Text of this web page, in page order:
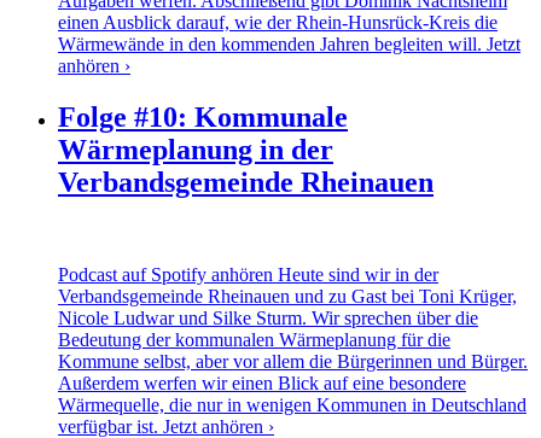
einen Ausblick darauf, wie der Rhein-Hunsrück-Kreis die
Wärmewände in den kommenden Jahren begleiten will. Jetzt
anhören ›
Folge #10: Kommunale
Wärmeplanung in der
Verbandsgemeinde Rheinauen
Podcast auf Spotify anhören Heute sind wir in der
Verbandsgemeinde Rheinauen und zu Gast bei Toni Krüger,
Nicole Ludwar und Silke Sturm. Wir sprechen über die
Bedeutung der kommunalen Wärmeplanung für die
Kommune selbst, aber vor allem die Bürgerinnen und Bürger.
Außerdem werfen wir einen Blick auf eine besondere
Wärmequelle, die nur in wenigen Kommunen in Deutschland
verfügbar ist. Jetzt anhören ›